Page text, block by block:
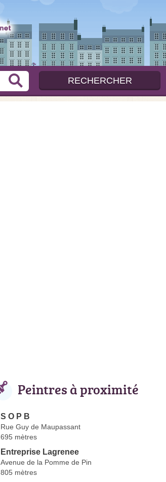
Peintres à proximité
S O P B
Rue Guy de Maupassant
695 mètres
Entreprise Lagrenee
Avenue de la Pomme de Pin
805 mètres